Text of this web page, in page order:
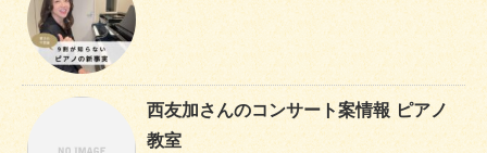
西友加さんのコンサート案情報 ピアノ
教室